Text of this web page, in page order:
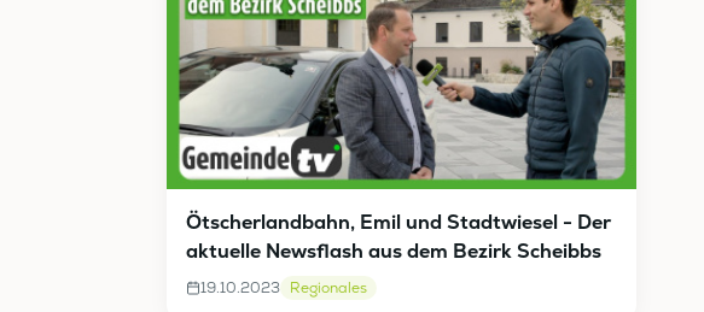
Ötscherlandbahn, Emil und Stadtwiesel - Der
aktuelle Newsflash aus dem Bezirk Scheibbs
19.10.2023 Regionales